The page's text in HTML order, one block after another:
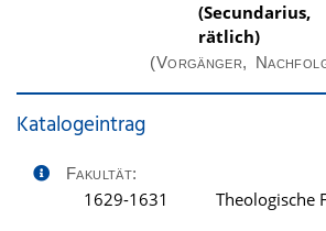
(Secundarius,
rätlich)
(Vorgänger,
Katalogeintrag
Fakultät:
1629-1631 Theologische